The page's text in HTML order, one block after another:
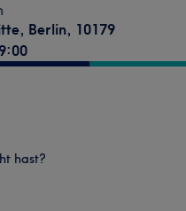
, Berlin, 10179
hast?